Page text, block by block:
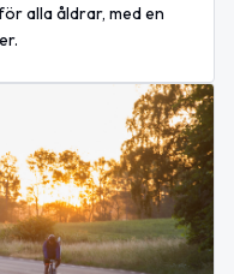
alla åldrar, med en